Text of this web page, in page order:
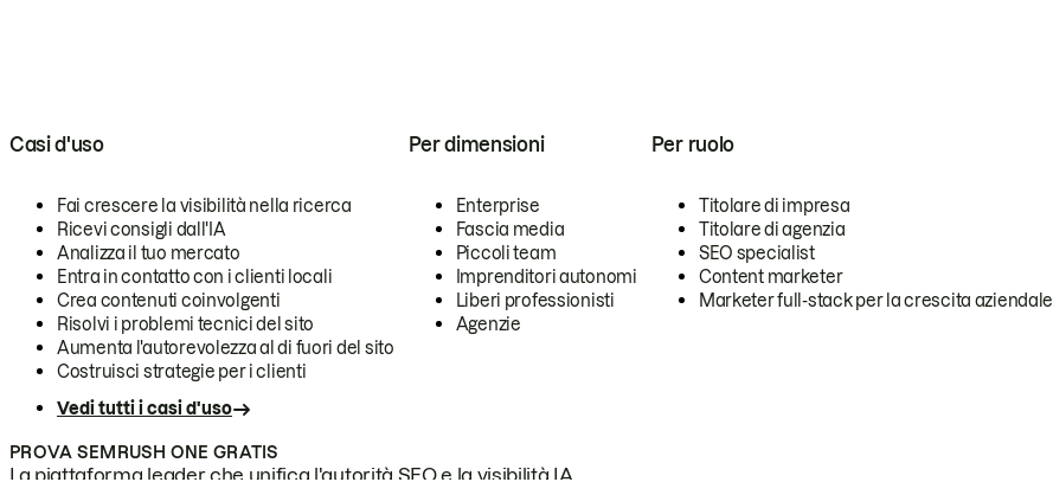
Casi d'uso
Fai crescere la visibilità nella ricerca
Ricevi consigli dall'IA
Analizza il tuo mercato
Entra in contatto con i clienti locali
Crea contenuti coinvolgenti
Risolvi i problemi tecnici del sito
Aumenta l'autorevolezza al di fuori del sito
Costruisci strategie per i clienti
Vedi tutti i casi d'uso
Per dimensioni
Enterprise
Fascia media
Piccoli team
Imprenditori autonomi
Liberi professionisti
Agenzie
Per ruolo
Titolare di impresa
Titolare di agenzia
SEO specialist
Content marketer
Marketer full-stack per la crescita aziendale
PROVA SEMRUSH ONE GRATIS
La piattaforma leader che unifica l'autorità SEO e la visibilità IA.